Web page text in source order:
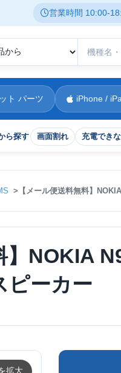
営業時間 10:00-
ら探す 画面割れ 充電でき
ト パーツ iPhone /
【メール便送料無料】
】NOKIA
ピーカー
拡大